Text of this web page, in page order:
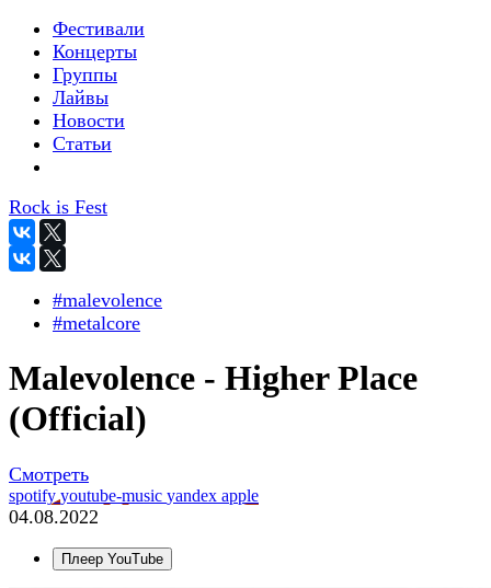
Фестивали
Концерты
Группы
Лайвы
Новости
Статьи
Rock is Fest
#malevolence
#metalcore
Malevolence - Higher Place
(Official)
Смотреть
spotifyyoutube-music yandex apple
04.08.2022
Плеер YouTube